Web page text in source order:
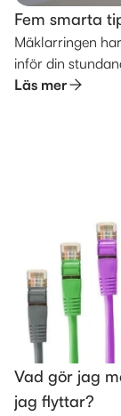
Fem smarta
Mäklarringen
inför din
Läs mer
Vad gör jag
jag flyttar?